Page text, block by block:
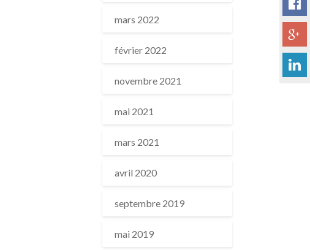
mars 2022
février 2022
novembre 2021
mai 2021
mars 2021
avril 2020
septembre 2019
mai 2019